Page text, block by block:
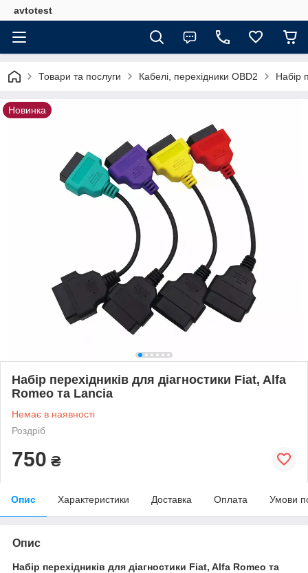
avtotest
Товари та послуги Кабелі, перехідники OBD2 Набір
Новинка
Набір перехідників для діагностики Fiat, Alfa
Romeo та Lancia
Немає в наявності
Роздріб
750 ₴
Опис Характеристики Доставка Оплата Умови
Опис
Набір перехідників для діагностики Fiat, Alfa Romeo та